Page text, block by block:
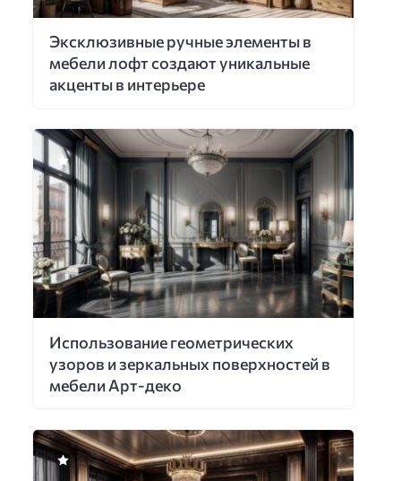
Эксклюзивные ручные элементы в
мебели лофт создают уникальные
акценты в интерьере
Использование геометрических
узоров и зеркальных поверхностей в
мебели Арт-деко